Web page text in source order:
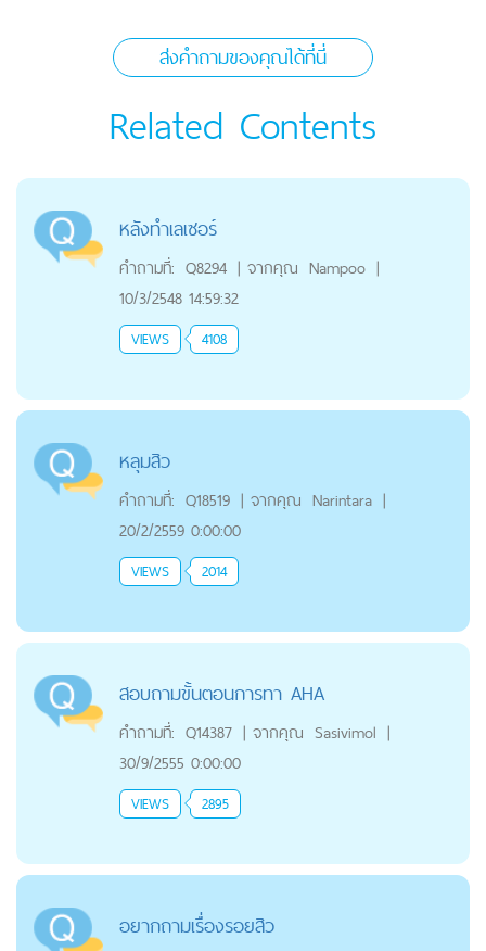
ส่งคำถามของคุณได้ที่นี่
Related Contents
หลังทำเลเซอร์
คำถามที่: Q8294 | จากคุณ Nampoo |
10/3/2548 14:59:32
VIEWS 4108
หลุมสิว
คำถามที่: Q18519 | จากคุณ Narintara |
20/2/2559 0:00:00
VIEWS 2014
สอบถามขั้นตอนการทา AHA
คำถามที่: Q14387 | จากคุณ Sasivimol |
30/9/2555 0:00:00
VIEWS 2895
อยากถามเรื่องรอยสิว